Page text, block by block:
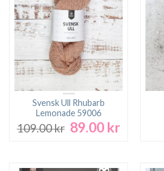
Svensk Ull Rhubarb
Lemonade 59006
109.00kr Det
89.00 krDet